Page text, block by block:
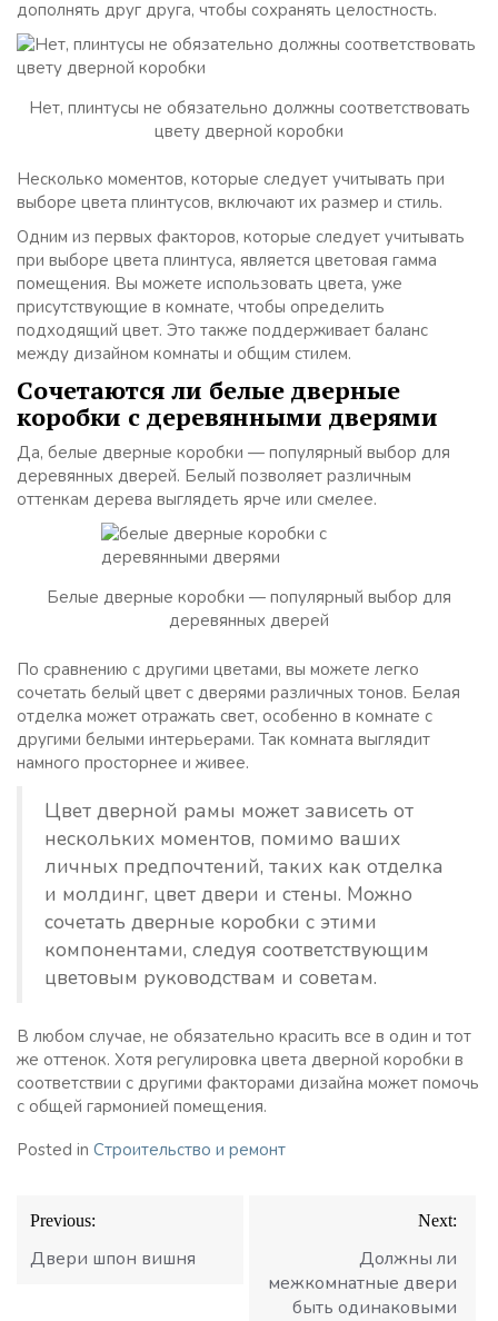
дополнять друг друга, чтобы сохранять целостность.
Нет, плинтусы не обязательно должны соответствовать
цвету дверной коробки
Несколько моментов, которые следует учитывать при
выборе цвета плинтусов, включают их размер и стиль.
Одним из первых факторов, которые следует учитывать
при выборе цвета плинтуса, является цветовая гамма
помещения. Вы можете использовать цвета, уже
присутствующие в комнате, чтобы определить
подходящий цвет. Это также поддерживает баланс
между дизайном комнаты и общим стилем.
Сочетаются ли белые дверные
коробки с деревянными дверями
Да, белые дверные коробки — популярный выбор для
деревянных дверей. Белый позволяет различным
оттенкам дерева выглядеть ярче или смелее.
Белые дверные коробки — популярный выбор для
деревянных дверей
По сравнению с другими цветами, вы можете легко
сочетать белый цвет с дверями различных тонов. Белая
отделка может отражать свет, особенно в комнате с
другими белыми интерьерами. Так комната выглядит
намного просторнее и живее.
Цвет дверной рамы может зависеть от
нескольких моментов, помимо ваших
личных предпочтений, таких как отделка
и молдинг, цвет двери и стены. Можно
сочетать дверные коробки с этими
компонентами, следуя соответствующим
цветовым руководствам и советам.
В любом случае, не обязательно красить все в один и тот
же оттенок. Хотя регулировка цвета дверной коробки в
соответствии с другими факторами дизайна может помочь
с общей гармонией помещения.
Posted in Строительство и ремонт
Навигация
по
записям
Previous:
Двери шпон вишня
Next:
Должны ли
межкомнатные двери
быть одинаковыми